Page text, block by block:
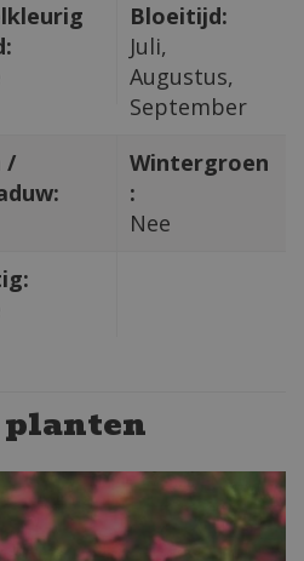
Bloeitijd:
Juli,
Augustus,
September
/
Wintergroen
:
Nee